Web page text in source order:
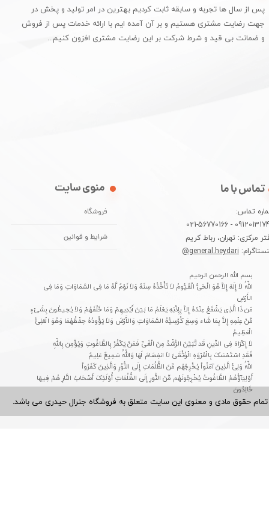
تمام حقوق مادی و معنوی این سایت متعلق به فروشگاه جنرال حیدری می باشد.​​​​​​​
پس از سال ها تجربه و سابقه ثابت کردیم بهترین در امر تولید و پخش در
جهت رضایت مشتری هستیم و بر آن آمده ایم با ارائه خدمات پس از فروش
و ضمانت بی قید و شرط شرکت بر این رضایت مشتری افزون کنیم...​​​​​​​
منوی سایت
فروشگاه
شرایط و قوانین
تماس با ما
تماس:
09120131744 - 021-
مرکزی: تهران، رباط کریم
general.heydari@
بسم الله الرحمن الرحیم
اللّهُ لاَ إِلَهَ إِلاَّ هُوَ الْحَیُّ الْقَیُّومُ لاَ تَأْخُذُهُ سِنَهٌ وَلاَ نَوْمٌ لَّهُ مَا فِی السَّمَاوَاتِ وَمَا فِی
الأَرْضِ
مَن ذَا الَّذِی یَشْفَعُ عِنْدَهُ إِلاَّ بِإِذْنِهِ یَعْلَمُ مَا بَیْنَ أَیْدِیهِمْ وَمَا خَلْفَهُمْ وَلاَ یُحِیطُونَ بِشَیْءٍ
مِّنْ عِلْمِهِ إِلاَّ بِمَا شَاء وَسِعَ کُرْسِیُّهُ السَّمَاوَاتِ وَالأَرْضَ وَلاَ یَؤُودُهُ حِفْظُهُمَا وَهُوَ الْعَلِیُّ
الْعَظِیمُ
لاَ إِکْرَاهَ فِی الدِّینِ قَد تَّبَیَّنَ الرُّشْدُ مِنَ الْغَیِّ فَمَنْ یَکْفُرْ بِالطَّاغُوتِ وَیُؤْمِن بِاللّهِ
فَقَدِ اسْتَمْسَکَ بِالْعُرْوَهِ الْوُثْقَىَ لاَ انفِصَامَ لَهَا وَاللّهُ سَمِیعٌ عَلِیمٌ
اللّهُ وَلِیُّ الَّذِینَ آمَنُواْ یُخْرِجُهُم مِّنَ الظُّلُمَاتِ إِلَى النُّوُرِ وَالَّذِینَ کَفَرُواْ
أَوْلِیَآؤُهُمُ الطَّاغُوتُ یُخْرِجُونَهُم مِّنَ النُّورِ إِلَى الظُّلُمَاتِ أُوْلَئِکَ أَصْحَابُ النَّارِ هُمْ فِیهَا
خَالِدُونَ